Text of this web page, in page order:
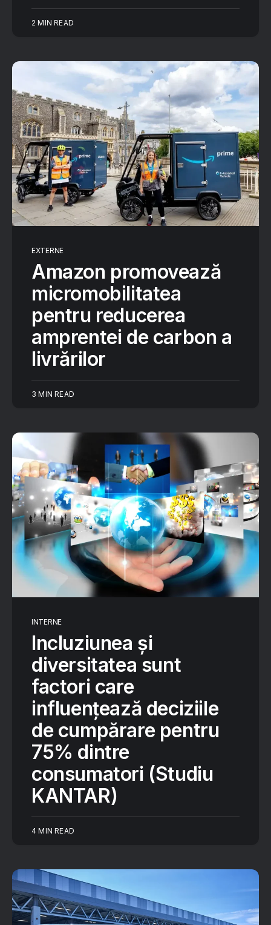
2 MIN READ
EXTERNE
Amazon promovează
micromobilitatea
pentru reducerea
amprentei de carbon a
livrărilor
3 MIN READ
INTERNE
Incluziunea și
diversitatea sunt
factori care
influențează deciziile
de cumpărare pentru
75% dintre
consumatori (Studiu
KANTAR)
4 MIN READ